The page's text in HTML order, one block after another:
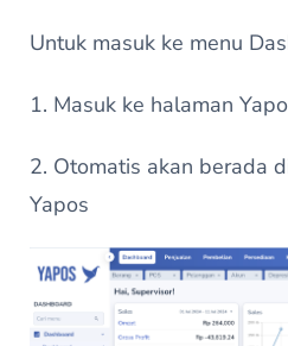
Untuk masuk ke menu
1. Masuk ke halaman
2. Otomatis akan berada
Yapos